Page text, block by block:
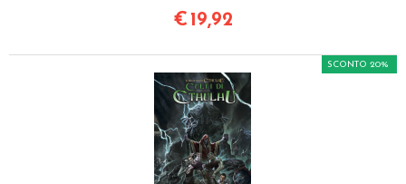
€ 19,92
SCONTO 20%